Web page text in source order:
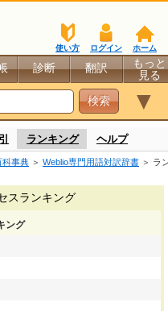
ホーム
ログイン
使い方
診断 翻訳
もっと
見る
▼
ランキング ヘルプ
科事典 ＞ Weblio専門用語対訳辞書 ＞ ラ
スランキング
ング